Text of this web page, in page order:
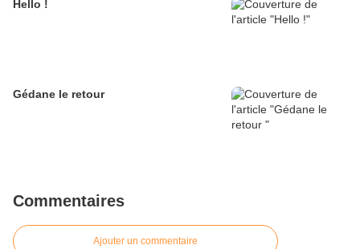
Hello !
Gédane le retour
Commentaires
Ajouter un commentaire